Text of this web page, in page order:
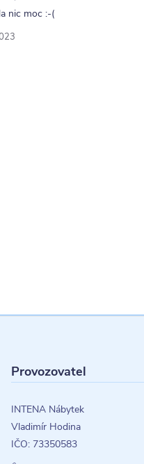
nic moc :-(
Provozovatel
INTENA Nábytek
Vladimír Hodina
IČO: 73350583